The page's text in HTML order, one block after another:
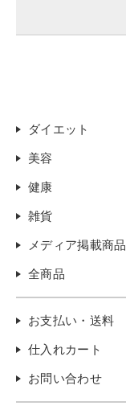
ダイエット
美容
健康
雑貨
メディア掲載商品
全商品
お支払い・送料
仕入れカート
お問い合わせ